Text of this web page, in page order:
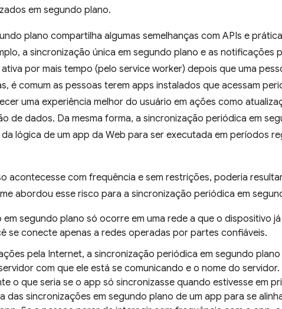
em segundo plano.
plano compartilha algumas semelhanças com APIs e
a sincronização única em segundo plano e as notificações
por mais tempo (pelo service worker) depois que uma
é comum as pessoas terem apps instalados que acessam
uma experiência melhor do usuário em ações como
de dados. Da mesma forma, a sincronização periódica em
lógica de um app da Web para ser executada em períodos
acontecesse com frequência e sem restrições, poderia
abordou esse risco para a sincronização periódica em
segundo plano só ocorre em uma rede a que o dispositivo
se conecte apenas a redes operadas por partes confiáveis.
pela Internet, a sincronização periódica em segundo plano
com que ele está se comunicando e o nome do servidor.
o que seria se o app só sincronizasse quando estivesse em
das sincronizações em segundo plano de um app para se